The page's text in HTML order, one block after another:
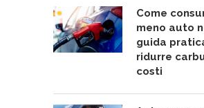
Come
meno auto
guida
ridurre
costi